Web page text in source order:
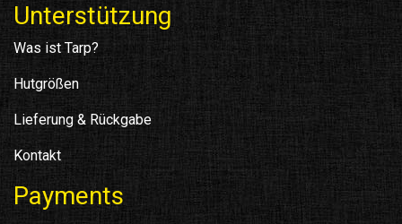
Unterstützung
Was ist Tarp?
Hutgrößen
Lieferung & Rückgabe
Kontakt
Payments